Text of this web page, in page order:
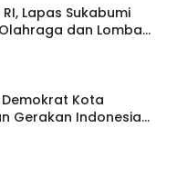
Lapas Sukabumi
dan Lomba
Kota
Gerakan Indonesia
Masjid Agung